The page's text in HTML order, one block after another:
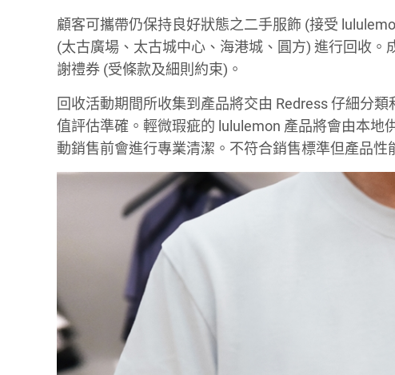
顧客可攜帶仍保持良好狀態之二手服飾 (接受
(太古廣場、太古城中心、海港城、圓方) 進行回收
謝禮券 (受條款及細則約束)。
回收活動期間所收集到產品將交由 Redress 仔細分
值評估準確。輕微瑕疵的 lululemon 產品將會由本
動銷售前會進行專業清潔。不符合銷售標準但產品性